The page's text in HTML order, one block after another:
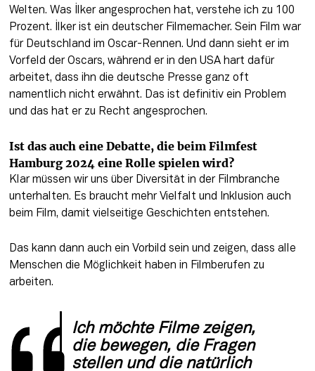
Welten. Was İlker angesprochen hat, verstehe ich zu 100
Prozent. İlker ist ein deutscher Filmemacher. Sein Film war
für Deutschland im Oscar-Rennen. Und dann sieht er im
Vorfeld der Oscars, während er in den USA hart dafür
arbeitet, dass ihn die deutsche Presse ganz oft
namentlich nicht erwähnt. Das ist definitiv ein Problem
und das hat er zu Recht angesprochen.
Ist das auch eine Debatte, die beim Filmfest
Hamburg 2024 eine Rolle spielen wird?
Klar müssen wir uns über Diversität in der Filmbranche
unterhalten. Es braucht mehr Vielfalt und Inklusion auch
beim Film, damit vielseitige Geschichten entstehen.
Das kann dann auch ein Vorbild sein und zeigen, dass alle
Menschen die Möglichkeit haben in Filmberufen zu
arbeiten.
Ich möchte Filme zeigen,
die bewegen, die Fragen
stellen und die natürlich